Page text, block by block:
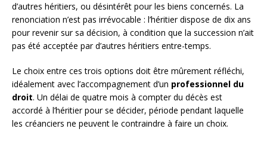
d’autres héritiers, ou désintérêt pour les biens concernés. La
renonciation n’est pas irrévocable : l’héritier dispose de dix ans
pour revenir sur sa décision, à condition que la succession n’ait
pas été acceptée par d’autres héritiers entre-temps.
Le choix entre ces trois options doit être mûrement réfléchi,
idéalement avec l’accompagnement d’un professionnel du
droit. Un délai de quatre mois à compter du décès est
accordé à l’héritier pour se décider, période pendant laquelle
les créanciers ne peuvent le contraindre à faire un choix.